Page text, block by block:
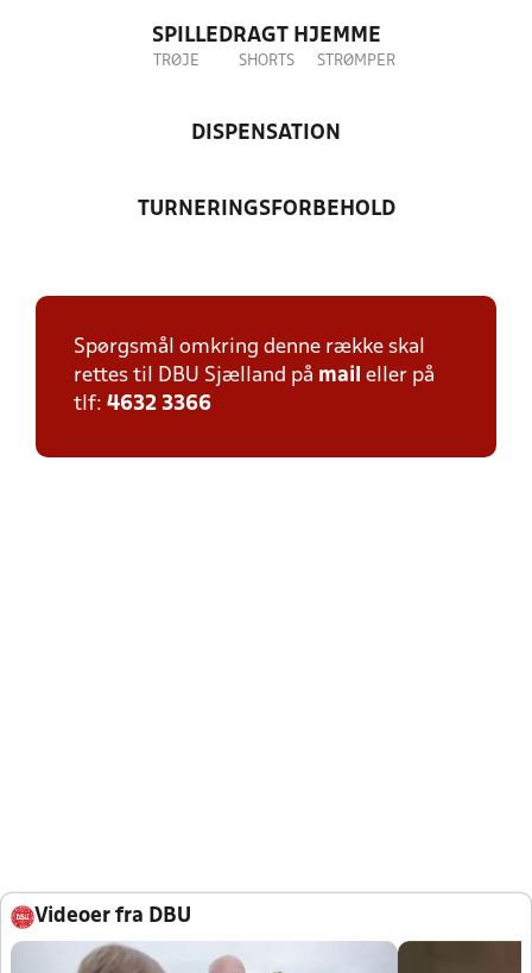
SPILLEDRAGT HJEMME
TRØJE SHORTS STRØMPER
DISPENSATION
TURNERINGSFORBEHOLD
Spørgsmål omkring denne række skal
rettes til DBU Sjælland på mail eller på
tlf: 4632 3366
Videoer fra DBU